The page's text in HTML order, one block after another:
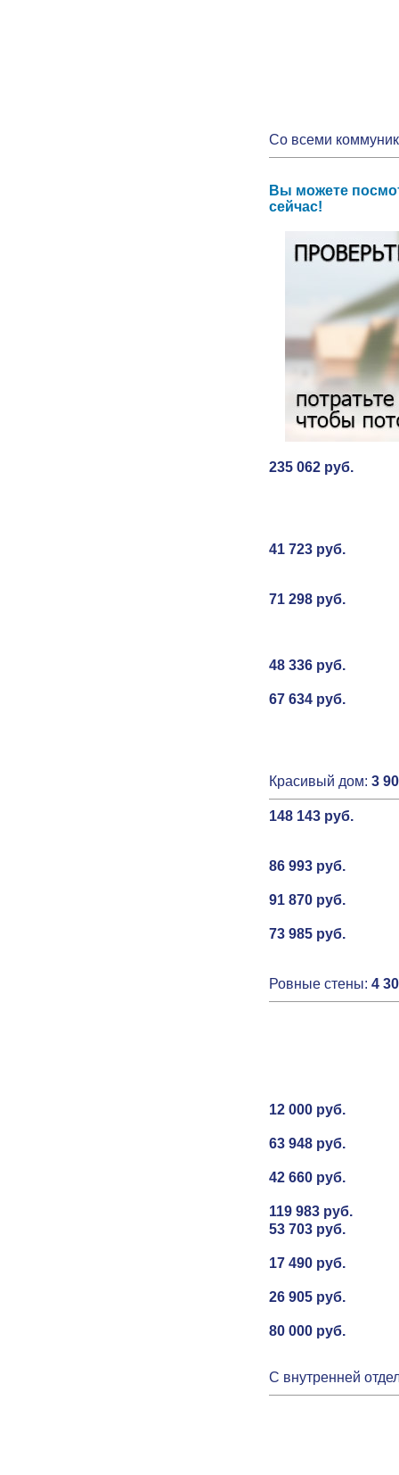
Со всеми
Вы можете
сейчас!
235 062 руб.
41 723 руб.
71 298 руб.
48 336 руб.
67 634 руб.
Красивый дом: 3
148 143 руб.
86 993 руб.
91 870 руб.
73 985 руб.
Ровные стены: 4
12 000 руб.
63 948 руб.
42 660 руб.
119 983 руб.
53 703 руб.
17 490 руб.
26 905 руб.
80 000 руб.
С внутренней